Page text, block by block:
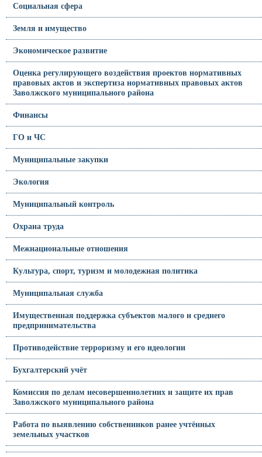
Социальная сфера
Земля и имущество
Экономическое развитие
Оценка регулирующего воздействия проектов нормативных
правовых актов и экспертиза нормативных правовых актов
Заволжского муниципального района
Финансы
ГО и ЧС
Муниципальные закупки
Экология
Муниципальный контроль
Охрана труда
Межнациональные отношения
Культура, спорт, туризм и молодежная политика
Муниципальная служба
Имущественная поддержка субъектов малого и среднего
предпринимательства
Противодействие терроризму и его идеологии
Бухгалтерский учёт
Комиссия по делам несовершеннолетних и защите их прав
Заволжского муниципального района
Работа по выявлению собственников ранее учтённых
земельных участков